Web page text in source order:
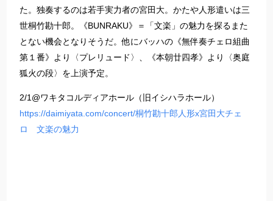
た。独奏するのは若手実力者の宮田大。かたや人形遣いは三
世桐竹勘十郎。《BUNRAKU》＝「文楽」の魅力を探るまた
とない機会となりそうだ。他にバッハの《無伴奏チェロ組曲
第１番》より〈プレリュード〉、《本朝廿四孝》より〈奥庭
狐火の段〉を上演予定。
2/1@ワキタコルディアホール（旧イシハラホール）
https://daimiyata.com/concert/桐竹勘十郎人形x宮田大チェ
ロ 文楽の魅力